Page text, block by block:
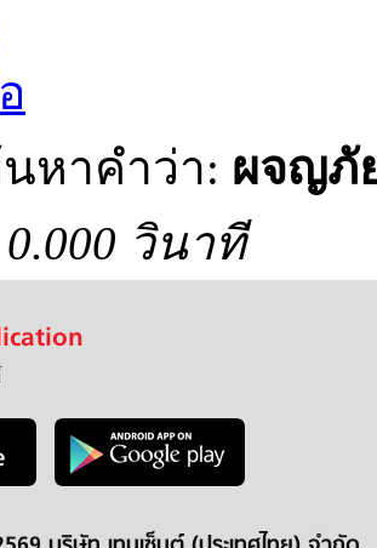
หาคำว่า: ผจญภั
0.000 วินาที